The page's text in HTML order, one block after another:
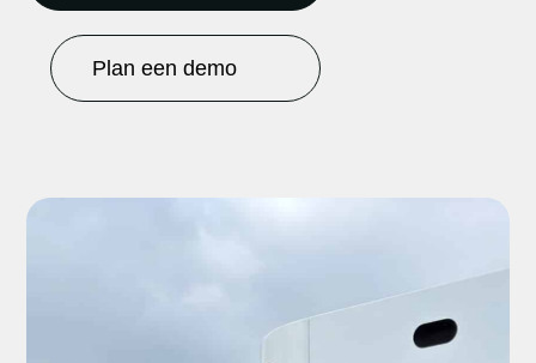
Plan een demo